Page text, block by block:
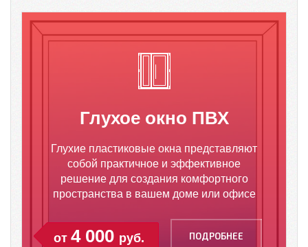
Глухое окно ПВХ
Глухие пластиковые окна представляют
собой практичное и эффективное
решение для создания комфортного
пространства в вашем доме или офисе
от 4 000 руб. ПОДРОБНЕЕ